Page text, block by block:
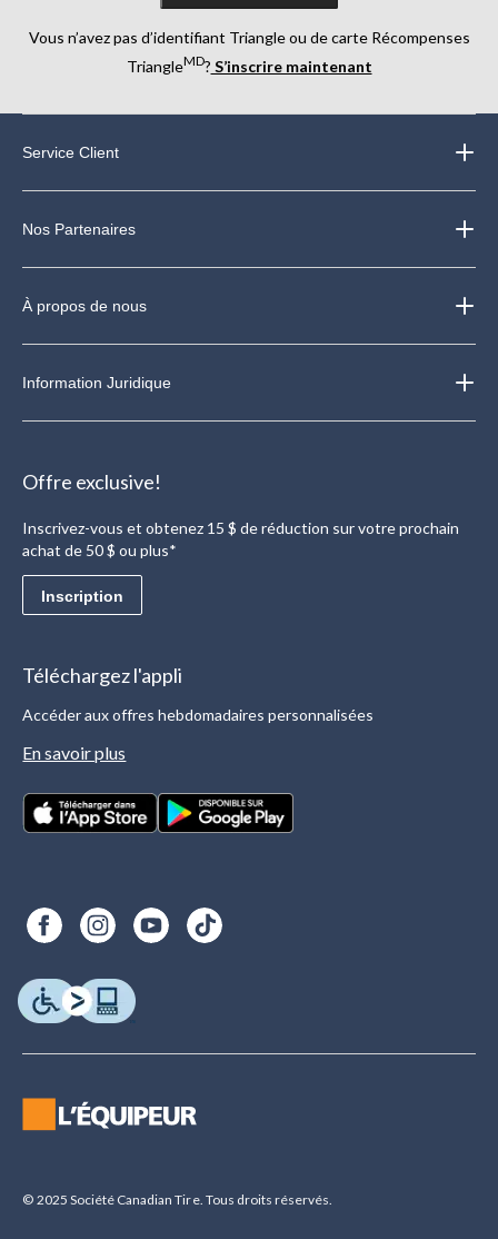
Vous n’avez pas d’identifiant Triangle ou de carte Récompenses
TriangleMD? S’inscrire maintenant
Service Client
Nos Partenaires
À propos de nous
Information Juridique
Offre exclusive!
Inscrivez-vous et obtenez 15 $ de réduction sur votre prochain
achat de 50 $ ou plus*
Inscription
Téléchargez l'appli
Accéder aux offres hebdomadaires personnalisées
En savoir plus
© 2025 Société Canadian Tire. Tous droits réservés.